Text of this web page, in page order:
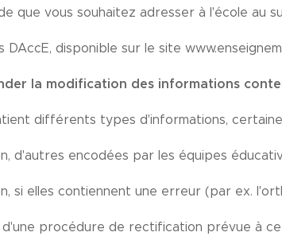
que vous souhaitez adresser à l'école au
DAccE, disponible sur le site
la modification des informations
différents types d'informations,
d'autres encodées par les équipes
si elles contiennent une erreur (par ex.
procédure de rectification prévue à